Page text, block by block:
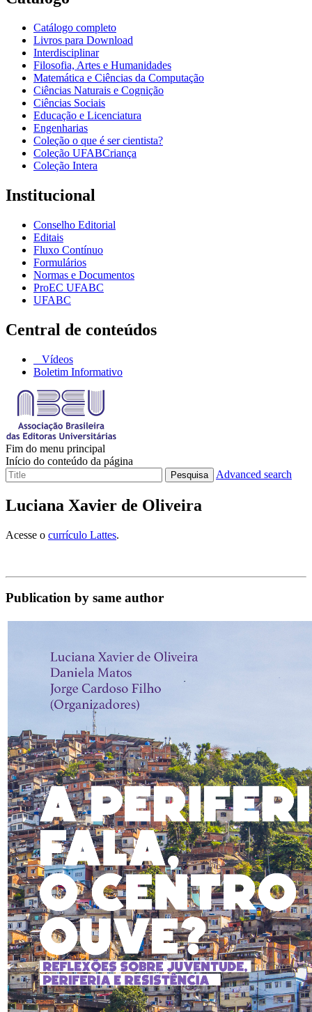
Catálogo completo
Livros para Download
Interdisciplinar
Filosofia, Artes e Humanidades
Matemática e Ciências da Computação
Ciências Naturais e Cognição
Ciências Sociais
Educação e Licenciatura
Engenharias
Coleção o que é ser cientista?
Coleção UFABCriança
Coleção Intera
Institucional
Conselho Editorial
Editais
Fluxo Contínuo
Formulários
Normas e Documentos
ProEC UFABC
UFABC
Central de conteúdos
Vídeos
Boletim Informativo
Fim do menu principal
Início do conteúdo da página
Pesquisa Advanced search
Luciana Xavier de Oliveira
Acesse o currículo Lattes.
Publication by same author